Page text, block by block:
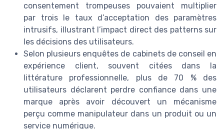
consentement trompeuses pouvaient multiplier
par trois le taux d’acceptation des paramètres
intrusifs, illustrant l’impact direct des patterns sur
les décisions des utilisateurs.
Selon plusieurs enquêtes de cabinets de conseil en
expérience client, souvent citées dans la
littérature professionnelle, plus de 70 % des
utilisateurs déclarent perdre confiance dans une
marque après avoir découvert un mécanisme
perçu comme manipulateur dans un produit ou un
service numérique.